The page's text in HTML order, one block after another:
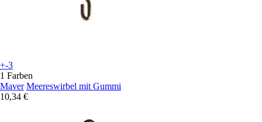
+-3
1 Farben
Maver Meereswirbel mit Gummi
10,34 €